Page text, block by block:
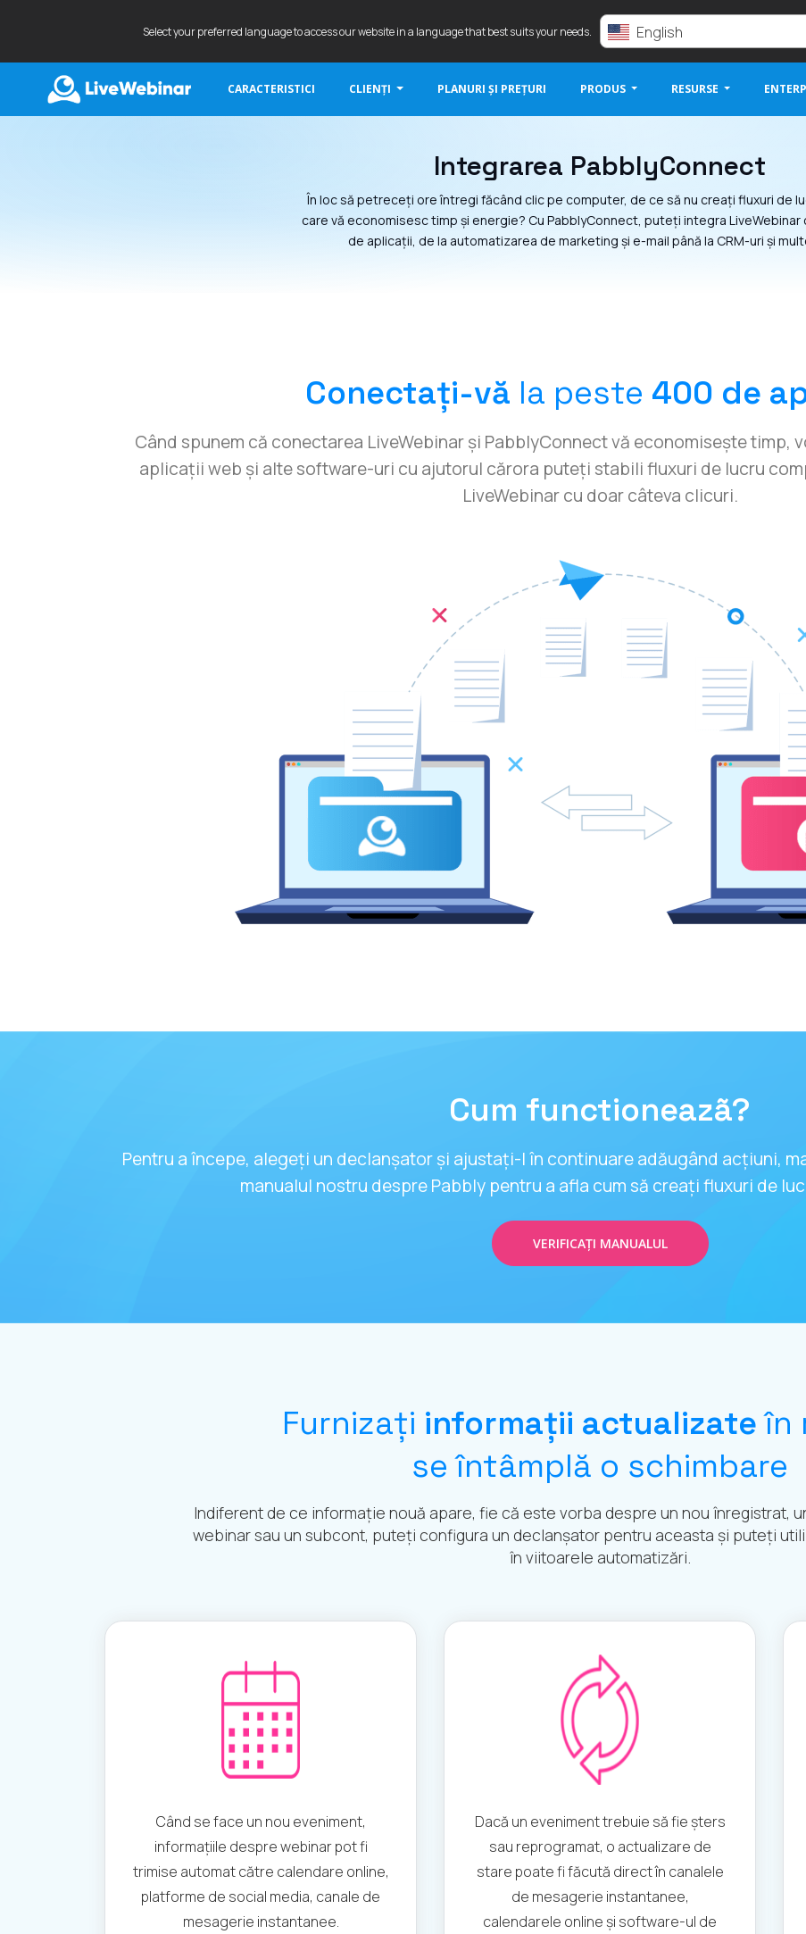
Select your preferred language to access our website in a language that best suits your needs. English
CARACTERISTICI CLIENȚI PLANURI ȘI PREȚURI PRODUS RESURSE
Integrarea PabblyConnect
În loc să petreceți ore întregi făcând clic pe computer, de ce să nu creați fluxuri de
care vă economisesc timp și energie? Cu PabblyConnect, puteți integra LiveWebinar
de aplicații, de la automatizarea de marketing și e-mail până la CRM-uri și
Conectați-vă la peste 400 de
Când spunem că conectarea LiveWebinar și PabblyConnect vă economisește timp,
aplicații web și alte software-uri cu ajutorul cărora puteți stabili fluxuri de lucru
LiveWebinar cu doar câteva clicuri.
Cum functioneazã?
Pentru a începe, alegeți un declanșator și ajustați-l în continuare adăugând acțiuni,
manualul nostru despre Pabbly pentru a afla cum să creați fluxuri de
VERIFICAȚI MANUALUL
Furnizați informații actualizateîn
se întâmplă o schimbare
Indiferent de ce informație nouă apare, fie că este vorba despre un nou înregistrat,
webinar sau un subcont, puteți configura un declanșator pentru aceasta și puteți
în viitoarele automatizări.
Când se face un nou eveniment,
informațiile despre webinar pot fi
trimise automat către calendare online,
platforme de social media, canale de
mesagerie instantanee.
Dacă un eveniment trebuie să fie șters
sau reprogramat, o actualizare de
stare poate fi făcută direct în canalele
de mesagerie instantanee,
calendarele online și software-ul de